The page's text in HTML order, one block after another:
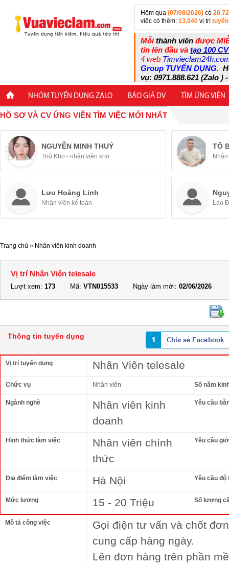
Hôm qua (07/08/2026) có
việc có thêm: 13.040 vị trí
Mỗithành viên được
tin lên đầu và tạo 100
4 web
Group TUYỂN DỤNG.
vụ: 0971.888.621 (Zalo )
NHÓM TUYỂN DỤNG ZALO BÁO GIÁ DV TÌM ỨNG VIÊN
HỒ SƠ VÀ CV ỨNG VIÊN TÌM VIỆC MỚI NHẤT
NGUYỄN MINH THUÝ
Thủ Kho - nhân viên kho
TÔ
Lưu Hoàng Linh
Nhân viên kế toán Lao
Trang chủ » Nhân viên kinh doanh
Vị trí Nhân Viên telesale
Lượt xem: 173 Mã: VTN015533 Ngày làm mới: 02/06/2026
Thông tin tuyển dụng
Vị trí tuyển dụng Nhân Viên telesale
Chức vụ Nhân viên Số năm
Ngành nghề
Nhân viên kinh
doanh
Yêu cầu
Hình thức làm việc
Nhân viên chính
thức
Yêu cầu
Địa điểm làm việc Hà Nội Yêu cầu độ
Mức lương 15 - 20 Triệu Số lượng
Mô tả công việc
Gọi điện tư vấn và chốt
cung cấp hàng ngày.
Lên đơn hàng trên phần